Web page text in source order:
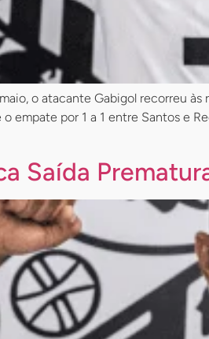
o atacante Gabigol recorreu
empate por 1 a 1 entre Santos e
Saída